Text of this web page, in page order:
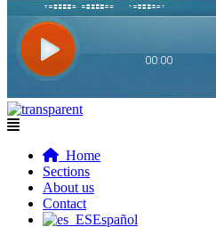
Flyout
Home
Sections
About us
Contact
Español